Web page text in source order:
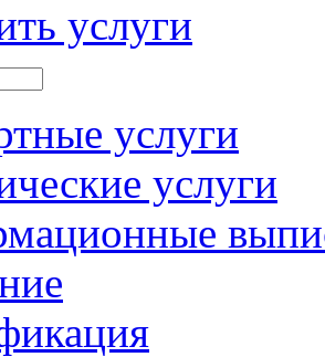
услуги
услуги
услуги